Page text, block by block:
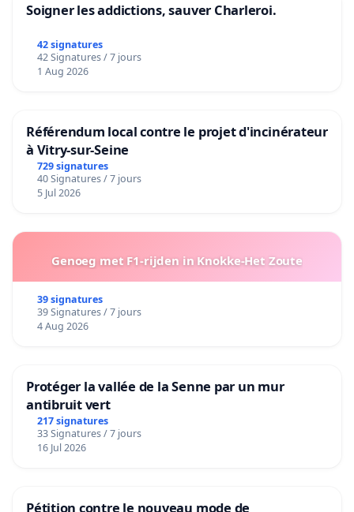
Soigner les addictions, sauver Charleroi.
42 signatures
42 Signatures / 7 jours
1 Aug 2026
Référendum local contre le projet d'incinérateur
à Vitry-sur-Seine
729 signatures
40 Signatures / 7 jours
5 Jul 2026
Genoeg met F1-rijden in Knokke-Het Zoute
39 signatures
39 Signatures / 7 jours
4 Aug 2026
Protéger la vallée de la Senne par un mur
antibruit vert
217 signatures
33 Signatures / 7 jours
16 Jul 2026
Pétition contre le nouveau mode de